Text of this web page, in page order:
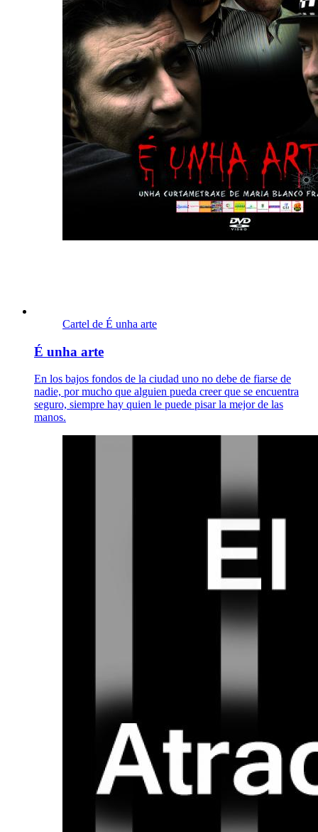
Cartel de É unha arte
É unha arte
En los bajos fondos de la ciudad uno no debe de fiarse de
nadie, por mucho que alguien pueda creer que se encuentra
seguro, siempre hay quien le puede pisar la mejor de las
manos.